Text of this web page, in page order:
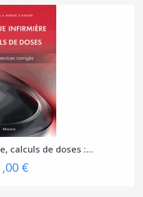
calculs de doses :...
€